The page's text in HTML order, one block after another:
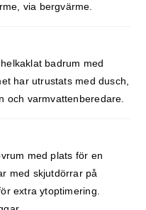
via bergvärme.
badrum med
har utrustats med dusch,
och varmvattenberedare.
med plats för en
med skjutdörrar på
extra ytoptimering.